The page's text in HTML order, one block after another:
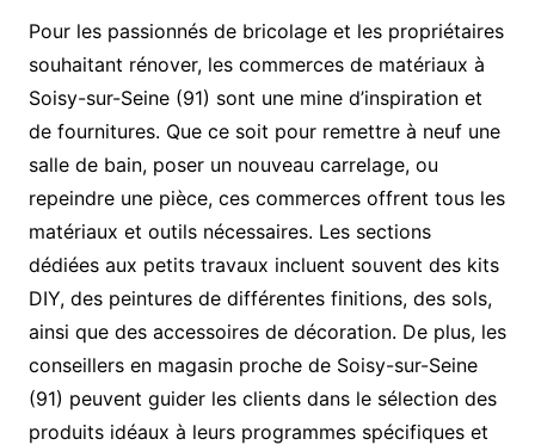
Pour les passionnés de bricolage et les propriétaires
souhaitant rénover, les commerces de matériaux à
Soisy-sur-Seine (91) sont une mine d’inspiration et
de fournitures. Que ce soit pour remettre à neuf une
salle de bain, poser un nouveau carrelage, ou
repeindre une pièce, ces commerces offrent tous les
matériaux et outils nécessaires. Les sections
dédiées aux petits travaux incluent souvent des kits
DIY, des peintures de différentes finitions, des sols,
ainsi que des accessoires de décoration. De plus, les
conseillers en magasin proche de Soisy-sur-Seine
(91) peuvent guider les clients dans le sélection des
produits idéaux à leurs programmes spécifiques et